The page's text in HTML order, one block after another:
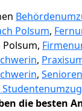
Polsum,
,
,
Studentenumzug
die besten